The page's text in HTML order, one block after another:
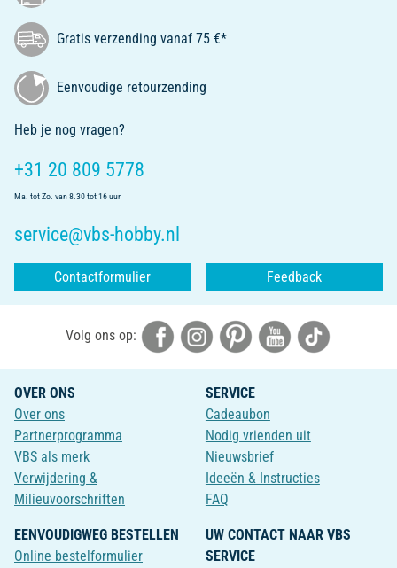
Gratis verzending vanaf 75 €*
Eenvoudige retourzending
Heb je nog vragen?
+31 20 809 5778
Ma. tot Zo. van 8.30 tot 16 uur
service@vbs-hobby.nl
Contactformulier Feedback
Volg ons op:
OVER ONS
Over ons
Partnerprogramma
VBS als merk
Verwijdering &
Milieuvoorschriften
SERVICE
Cadeaubon
Nodig vrienden uit
Nieuwsbrief
Ideeën & Instructies
FAQ
EENVOUDIGWEG BESTELLEN
Online bestelformulier
UW CONTACT NAAR VBS
SERVICE